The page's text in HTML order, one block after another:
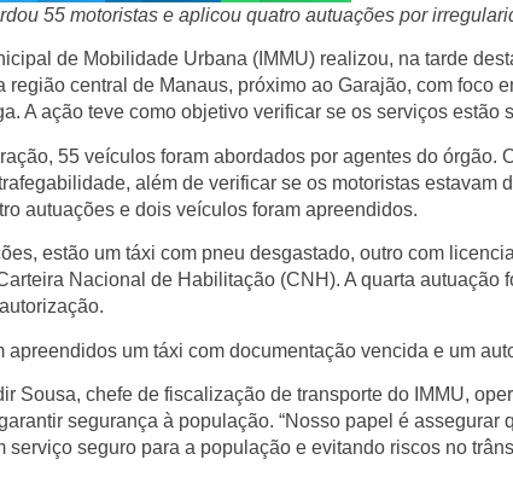
55 motoristas e aplicou quatro autuações por
de Mobilidade Urbana (IMMU) realizou, na tarde
região central de Manaus, próximo ao Garajão, com foco
A ação teve como objetivo verificar se os serviços estão
55 veículos foram abordados por agentes do órgão.
além de verificar se os motoristas estavam
autuações e dois veículos foram apreendidos.
estão um táxi com pneu desgastado, outro com
Nacional de Habilitação (CNH). A quarta
apreendidos um táxi com documentação vencida e um
Sousa, chefe de fiscalização de transporte do IMMU,
segurança à população. “Nosso papel é assegurar
serviço seguro para a população e evitando riscos no